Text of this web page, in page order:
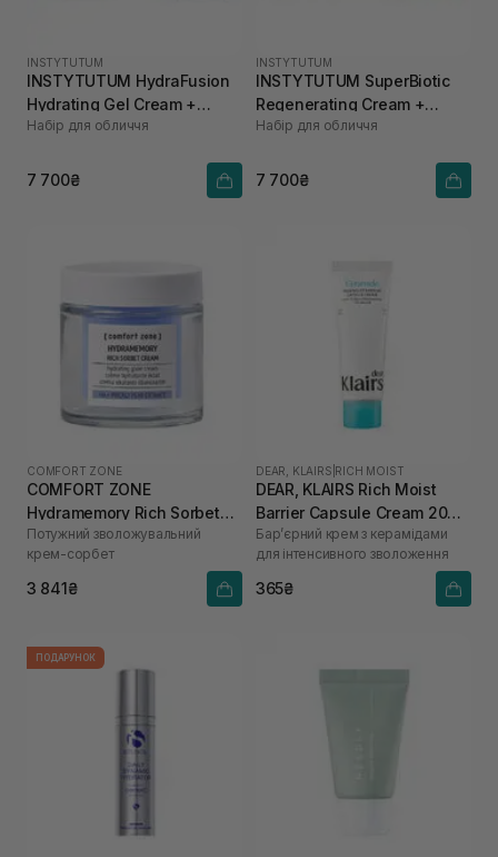
INSTYTUTUM
INSTYTUTUM HydraFusion
Hydrating Gel Cream +
REFILL POD 50 мл, 50 мл
Набір для обличчя
7 700₴
INSTYTUTUM
INSTYTUTUM SuperBiotic
Regenerating Cream +
REFILL POD 50 мл, 50 мл
Набір для обличчя
7 700₴
COMFORT ZONE
COMFORT ZONE
Hydramemory Rich Sorbet
Cream 50 мл
Потужний зволожувальний
крем-сорбет
3 841₴
DEAR, KLAIRS RICH MOIST
DEAR, KLAIRS Rich Moist
Barrier Capsule Cream 20
мл
Бар’єрний крем з керамідами
для інтенсивного зволоження
365₴
ПОДАРУНОК